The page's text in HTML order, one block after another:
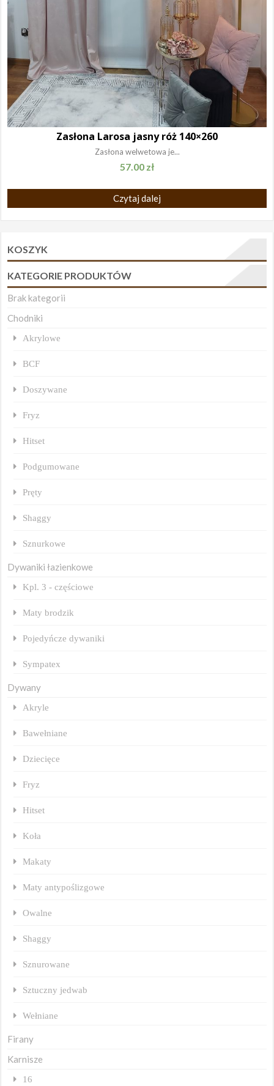
Zasłona Larosa jasny róż 140×260
Zasłona welwetowa je...
57.00 zł
Czytaj dalej
KOSZYK
KATEGORIE PRODUKTÓW
Brak kategorii
Chodniki
Akrylowe
BCF
Doszywane
Fryz
Hitset
Podgumowane
Pręty
Shaggy
Sznurkowe
Dywaniki łazienkowe
Kpl. 3 - częściowe
Maty brodzik
Pojedyńcze dywaniki
Sympatex
Dywany
Akryle
Bawełniane
Dziecięce
Fryz
Hitset
Koła
Makaty
Maty antypoślizgowe
Owalne
Shaggy
Sznurowane
Sztuczny jedwab
Wełniane
Firany
Karnisze
16